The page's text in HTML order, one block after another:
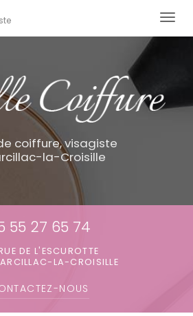
coiffure, visagiste
la-Croisille
55 27 65 74
DE L'ESCUROTTE
LA-CROISILLE
NOUS